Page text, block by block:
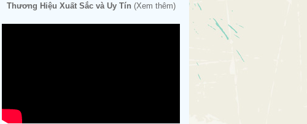
Thương Hiệu Xuất Sắc và Uy Tín (Xem thêm)